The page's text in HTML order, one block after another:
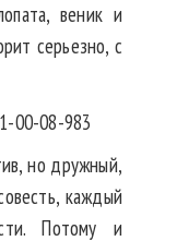
веник и
серьезно, с
но дружный,
каждый
Потому и